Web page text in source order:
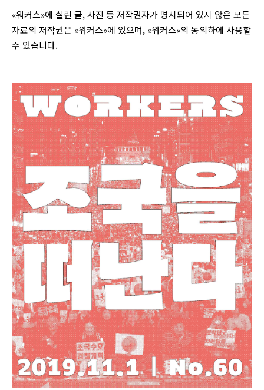
«워커스»에 실린 글, 사진 등 저작권자가 명시되어 있지 않은 모든
자료의 저작권은 «워커스»에 있으며, «워커스»의 동의하에 사용할
수 있습니다.